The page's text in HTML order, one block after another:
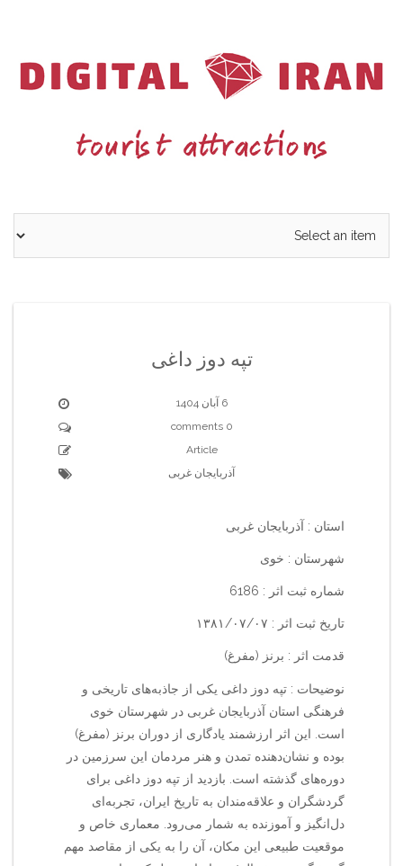
تپه دوز داغی
6 آبان 1404
0 comments
Article
آذربایجان غربی
استان : آذربایجان غربی
شهرستان : خوی
شماره ثبت اثر : 6186
تاریخ ثبت اثر : ۱۳۸۱/۰۷/۰۷
قدمت اثر : برنز (مفرغ)
نوضیحات : تپه دوز داغی یکی از جاذبه‌های تاریخی و
فرهنگی استان آذربایجان غربی در شهرستان خوی
است. این اثر ارزشمند یادگاری از دوران برنز (مفرغ)
بوده و نشان‌دهنده تمدن و هنر مردمان این سرزمین در
دوره‌های گذشته است. بازدید از تپه دوز داغی برای
گردشگران و علاقه‌مندان به تاریخ ایران، تجربه‌ای
دل‌انگیز و آموزنده به شمار می‌رود. معماری خاص و
موقعیت طبیعی این مکان، آن را به یکی از مقاصد مهم